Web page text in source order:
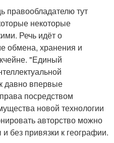
правообладателю тут
некоторые
Речь идёт о
обмена, хранения и
"Единый
давно впервые
посредством
новой технологии
авторство можно
без привязки к географии.